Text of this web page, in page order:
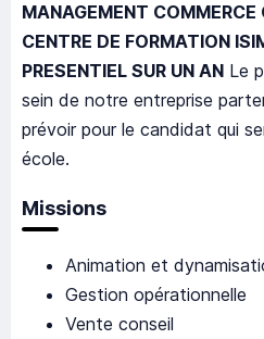
MANAGEMENT COMMERCE
CENTRE DE FORMATION
PRESENTIEL SUR UN AN Le
sein de notre entreprise
prévoir pour le candidat qui
école.
Missions
Animation et
Gestion opérationnelle
Vente conseil